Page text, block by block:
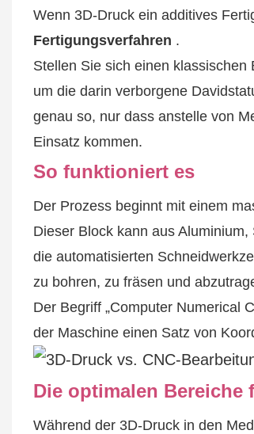
Wenn 3D-Druck ein additives
Fertigungsverfahren .
Stellen Sie sich einen
um die darin verborgene
genau so, nur dass anstelle von
Einsatz kommen.
So funktioniert es
Der Prozess beginnt mit einem
Dieser Block kann aus
die automatisierten
zu bohren, zu fräsen und
Der Begriff „Computer Numerical
der Maschine einen Satz von
Die optimalen Bereiche
Während der 3D-Druck in den